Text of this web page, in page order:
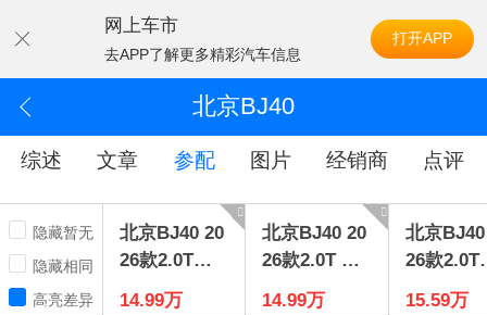
网上车市
去APP了解更多精彩汽车信息
打开APP
北京BJ40
综述 文章 参配 图片 经销商 点评
隐藏暂无
隐藏相同
高亮差异
北京BJ40 20
26款2.0T汽
油标准版
14.99万
北京BJ40 20
26款2.0T 探
险家汽油版
14.99万
北京
26款2.0T
幕标准版
15.59万